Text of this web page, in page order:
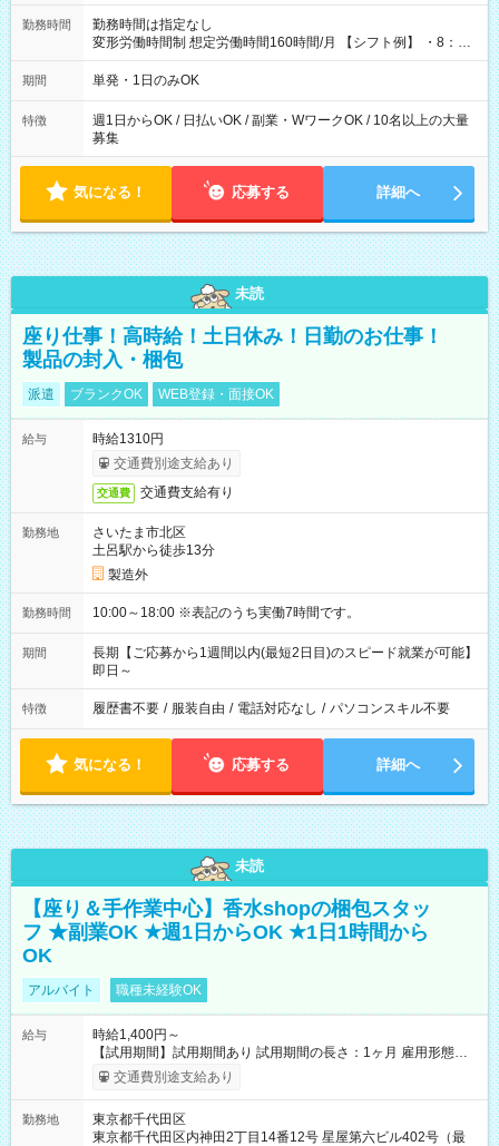
勤務時間
勤務時間は指定なし
変形労働時間制 想定労働時間160時間/月 【シフト例】 ・8：00
～21：00
期間 単発・1日のみOK
特徴
週1日からOK / 日払いOK / 副業・WワークOK / 10名以上の大量
募集
気になる！ 応募する 詳細へ
未読
座り仕事！高時給！土日休み！日勤のお仕事！
製品の封入・梱包
派遣 ブランクOK WEB登録・面接OK
給与
時給1310円
交通費別途支給あり
交通費 交通費支給有り
勤務地
さいたま市北区
土呂駅から徒歩13分
製造外
勤務時間 10:00～18:00 ※表記のうち実働7時間です。
期間
長期【ご応募から1週間以内(最短2日目)のスピード就業が可能】
即日～
特徴 履歴書不要 / 服装自由 / 電話対応なし / パソコンスキル不要
気になる！ 応募する 詳細へ
未読
【座り＆手作業中心】香水shopの梱包スタッ
フ ★副業OK ★週1日からOK ★1日1時間から
OK
アルバイト 職種未経験OK
給与
時給1,400円～
【試用期間】試用期間あり 試用期間の長さ：1ヶ月 雇用形態、
給与は本採用時と同じです。
交通費別途支給あり
勤務地
東京都千代田区
東京都千代田区内神田2丁目14番12号 星屋第六ビル402号（最